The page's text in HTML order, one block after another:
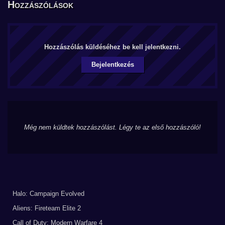
Hozzászólások
Hozzászólás küldéséhez be kell jelentkezni.
Bejelentkezés
Még nem küldtek hozzászólást. Légy te az első hozzászóló!
Halo: Campaign Evolved
Aliens: Fireteam Elite 2
Call of Duty: Modern Warfare 4